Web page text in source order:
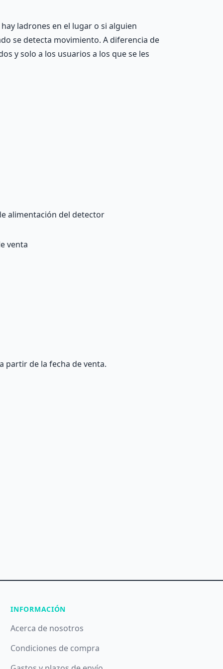
ladrones en el lugar o si alguien
se detecta movimiento. A diferencia de
y solo a los usuarios a los que se les
alimentación del detector
venta
partir de la fecha de venta.
INFORMACIÓN
Acerca de nosotros
Condiciones de compra